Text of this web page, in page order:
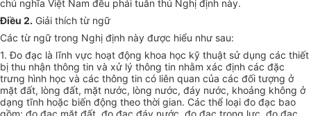
chủ nghĩa Việt Nam đều phải tuân thủ Nghị định này.
Điều 2. Giải thích từ ngữ
Các từ ngữ trong Nghị định này được hiểu như sau:
1. Đo đạc là lĩnh vực hoạt động khoa học kỹ thuật sử dụng các thiết
bị thu nhận thông tin và xử lý thông tin nhằm xác định các đặc
trưng hình học và các thông tin có liên quan của các đối tượng ở
mặt đất, lòng đất, mặt nước, lòng nước, đáy nước, khoảng không ở
dạng tĩnh hoặc biến động theo thời gian. Các thể loại đo đạc bao
gồm: đo đạc mặt đất, đo đạc đáy nước, đo đạc trọng lực, đo đạc